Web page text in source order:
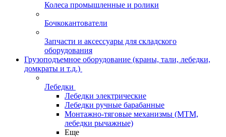
Колеса промышленные и ролики
Бочкокантователи
Запчасти и аксессуары для складского
оборудования
Грузоподъемное оборудование (краны, тали, лебедки,
домкраты и т.д.)
Лебедки
Лебедки электрические
Лебедки ручные барабанные
Монтажно-тяговые механизмы (МТМ,
лебедки рычажные)
Еще